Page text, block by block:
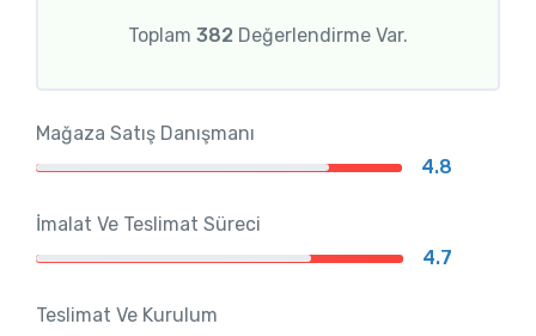
Toplam 382 Değerlendirme Var.
Mağaza Satış Danışmanı
4.8
İmalat Ve Teslimat Süreci
4.7
Teslimat Ve Kurulum